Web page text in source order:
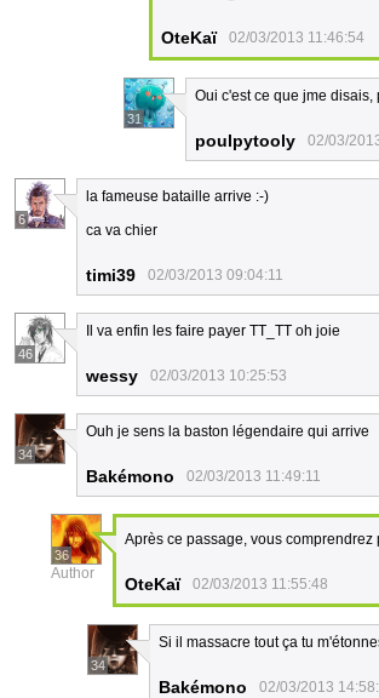
OteKaï 02/03/2013 11:46:54
31
Oui c'est ce que jme
poulpytooly 02/03/
6
la fameuse bataille arrive :-)
ca va chier
timi39 02/03/2013 09:04:11
46
Il va enfin les faire payer TT_TT oh joie
wessy 02/03/2013 10:25:53
34
Ouh je sens la baston légendaire qui arrive
Bakémono 02/03/2013 11:49:11
36
Author
Après ce passage, vous
OteKaï 02/03/2013 11:55:48
34
Si il massacre tout ça tu
Bakémono 02/03/2013